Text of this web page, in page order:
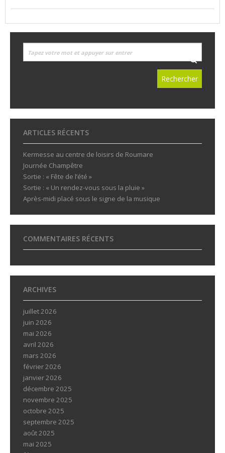
ARTICLES RÉCENTS
Kermesse au centre de loisirs de Roumare
Journée Champêtre
Sortie : « Fête de l’été »
Sortie : « Un rendez-vous sous la pluie »
Après-midi placé sous le signe de la musique
COMMENTAIRES RÉCENTS
ARCHIVES
juillet 2026
juin 2026
mai 2026
avril 2026
mars 2026
février 2026
janvier 2026
décembre 2025
novembre 2025
octobre 2025
septembre 2025
août 2025
mai 2025